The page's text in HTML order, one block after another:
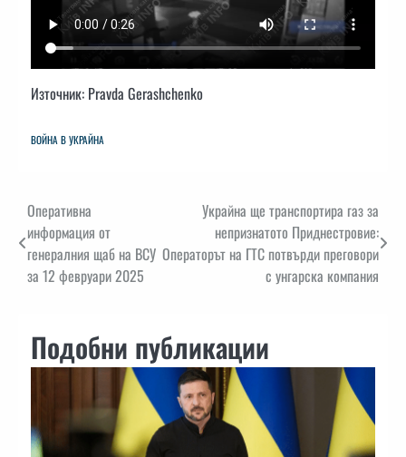
Източник: Pravda Gerashchenko
ВОЙНА В УКРАЙНА
Навигация
Оперативна
информация от
генералния щаб на ВСУ
за 12 февруари 2025
Украйна ще транспортира газ за
непризнатото Приднестровие:
Операторът на ГТС потвърди преговори
с унгарска компания
Подобни публикации